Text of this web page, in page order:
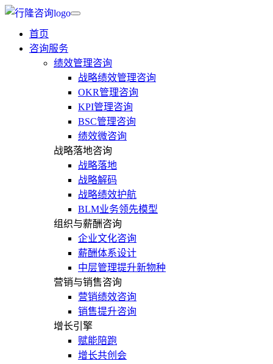
首页
咨询服务
绩效管理咨询
战略绩效管理咨询
OKR管理咨询
KPI管理咨询
BSC管理咨询
绩效微咨询
战略落地咨询
战略落地
战略解码
战略绩效护航
BLM业务领先模型
组织与薪酬咨询
企业文化咨询
薪酬体系设计
中层管理提升新物种
营销与销售咨询
营销绩效咨询
销售提升咨询
增长引擎
赋能陪跑
增长共创会